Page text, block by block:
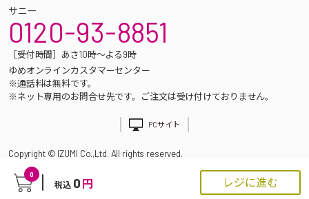
0
税込 0 円 レジに進む
サニー
0120-93-8851
［受付時間］あさ10時～よる9時
ゆめオンラインカスタマーセンター
※通話料は無料です。
※ネット専用のお問合せ先です。ご注文は受け付けておりません。
PCサイト
Copyright © IZUMI Co.,Ltd. All rights reserved.